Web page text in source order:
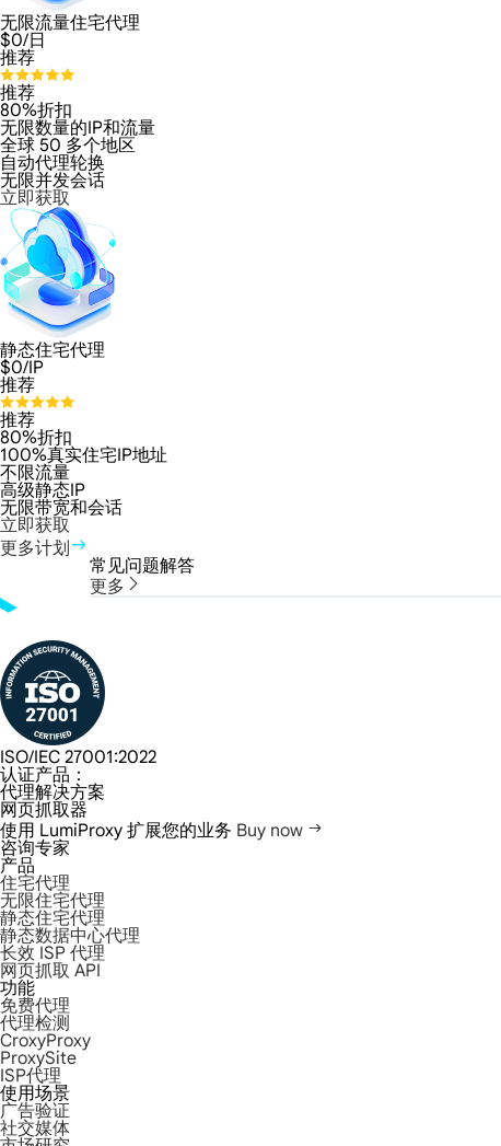
无限流量住宅代理
$0/日
推荐
推荐
80%折扣
无限数量的IP和流量
全球 50 多个地区
自动代理轮换
无限并发会话
立即获取
静态住宅代理
$0/IP
推荐
推荐
80%折扣
100%真实住宅IP地址
不限流量
高级静态IP
无限带宽和会话
立即获取
更多计划
常见问题解答
更多
ISO/IEC 27001:2022
认证产品：
代理解决方案
网页抓取器
使用 LumiProxy 扩展您的业务 Buy now
咨询专家
产品
住宅代理
无限住宅代理
静态住宅代理
静态数据中心代理
长效 ISP 代理
网页抓取 API
功能
免费代理
代理检测
CroxyProxy
ProxySite
ISP代理
使用场景
广告验证
社交媒体